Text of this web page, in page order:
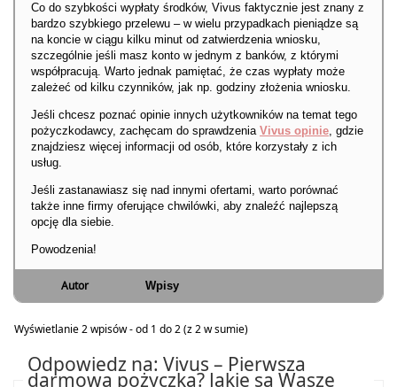
Co do szybkości wypłaty środków, Vivus faktycznie jest znany z
bardzo szybkiego przelewu – w wielu przypadkach pieniądze są
na koncie w ciągu kilku minut od zatwierdzenia wniosku,
szczególnie jeśli masz konto w jednym z banków, z którymi
współpracują. Warto jednak pamiętać, że czas wypłaty może
zależeć od kilku czynników, jak np. godziny złożenia wniosku.
Jeśli chcesz poznać opinie innych użytkowników na temat tego
pożyczkodawcy, zachęcam do sprawdzenia Vivus opinie, gdzie
znajdziesz więcej informacji od osób, które korzystały z ich
usług.
Jeśli zastanawiasz się nad innymi ofertami, warto porównać
także inne firmy oferujące chwilówki, aby znaleźć najlepszą
opcję dla siebie.
Powodzenia!
Autor Wpisy
Wyświetlanie 2 wpisów - od 1 do 2 (z 2 w sumie)
Odpowiedz na: Vivus – Pierwsza
darmowa pożyczka? Jakie są Wasze